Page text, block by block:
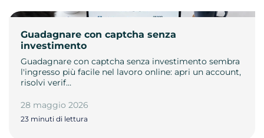
Guadagnare con captcha senza
investimento
Guadagnare con captcha senza investimento sembra
l'ingresso più facile nel lavoro online: apri un account,
risolvi verif…
28 maggio 2026
23 minuti di lettura